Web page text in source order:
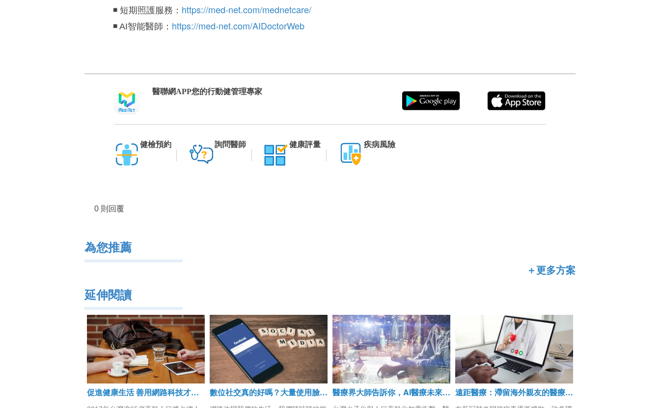
◾️ 短期照護服務： https://med-net.com/mednetcare/
◾️ AI智能醫師： https://med-net.com/AIDoctorWeb
醫聯網APP您的行動健管理專家
健檢預約 詢問醫師 健康評量 疾病風險
0 則回覆
為您推薦
＋更多方案
延伸閱讀
促進健康生活 善用網路科技才是真正對策 數位社交真的好嗎？大量使用臉書，當心腦越用越小！ 醫療界大師告訴你，AI醫療未來怎麼走！ 遠距醫療：滯留海外親友的醫療救星